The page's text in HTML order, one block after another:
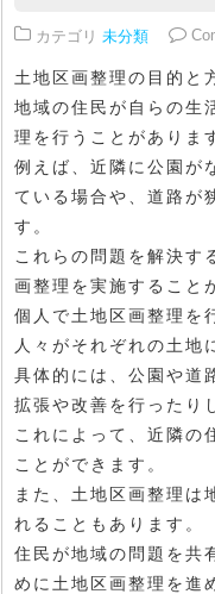
カテゴリ 未分類
土地区画整理の目的と
地域の住民が自らの生
理を行うことがありま
例えば、近隣に公園が
ている場合や、道路が
す。
これらの問題を解決す
画整理を実施すること
個人で土地区画整理を
人々がそれぞれの土地
具体的には、公園や道
拡張や改善を行ったり
これによって、近隣の
ことができます。
また、土地区画整理は
れることもあります。
住民が地域の問題を共
めに土地区画整理を進